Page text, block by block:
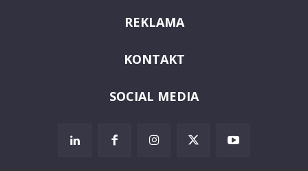
REKLAMA
KONTAKT
SOCIAL MEDIA